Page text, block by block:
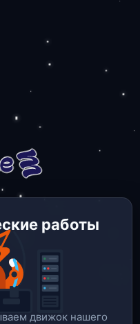
работы
движок нашего